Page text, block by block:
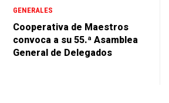
GENERALES
Cooperativa de Maestros
convoca a su 55.ª Asamblea
General de Delegados